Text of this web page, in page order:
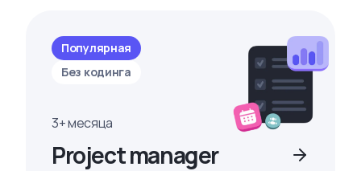
Популярная
Без кодинга
3+ месяца
Project manager